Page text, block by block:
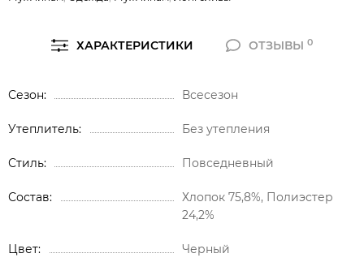
ХАРАКТЕРИСТИКИ ОТЗЫВЫ0
Сезон Всесезон
Утеплитель Без утепления
Стиль Повседневный
Состав
Хлопок 75,8%, Полиэстер
24,2%
Цвет Черный